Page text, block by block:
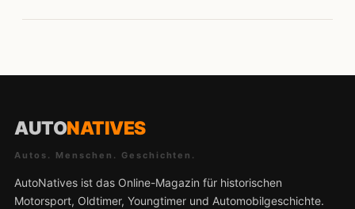
AUTONATIVES
Autos. Menschen. Geschichten.
AutoNatives ist das Online-Magazin für historischen
Motorsport, Oldtimer, Youngtimer und Automobilgeschichte.